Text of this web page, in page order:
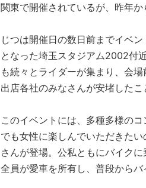
関東で開催されているが、昨年か
じつは開催日の数日前までイベ
となった埼玉スタジアム2002付
も続々とライダーが集まり、会
出店各社のみなさんが安堵したこ
このイベントには、多種多様の
でも女性に楽しんでいただきた
さんが登場。公私ともにバイク
全員が愛車を所有し、普段からバ